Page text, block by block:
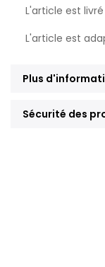
L'article est
L'article est
Plus
Sécurité des